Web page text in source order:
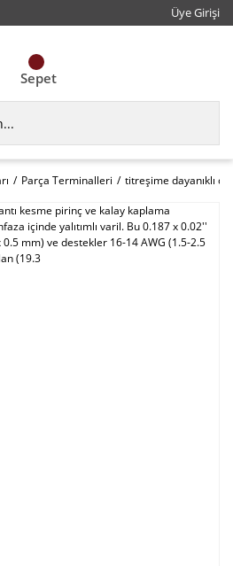
Üye Girişi
Sepet
Parça Terminalleri titreşime dayanıklı